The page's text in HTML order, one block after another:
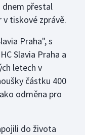
dnem přestal
tiskové zprávě.
Praha", s
Slavia Praha a
letech v
částku 400
odměna pro
do života